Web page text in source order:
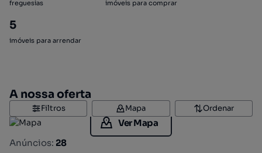
freguesias imóveis para comprar
5
imóveis para arrendar
A nossa oferta
Filtros Mapa Ordenar
Ver Mapa
Anúncios: 28